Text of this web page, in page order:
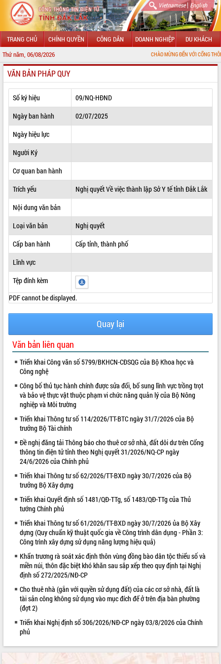
Vietnamese| English
TRANG CHỦ CHÍNH QUYỀN CÔNG DÂN DOANH NGHIỆP DU KHÁCH
Thứ năm, 06/08/2026 CHÀO MỪNG ĐẾN VỚI CỔNG THÔNG TIN ĐIỆN
GIỚI THIỆU
LÃNH ĐẠO UBND TỈNH
TIN TỨC SỰ KIỆN
SỞ, BAN, NGÀNH
UBND CÁC XÃ, PHƯỜNG
THÔNG TIN CHỈ ĐẠO ĐIỀU HÀNH
HỆ THỐNG VĂN BẢN
ĐIỂM TIN VĂN BẢN
QUY HOẠCH - KẾ HOẠCH
VIDEO
Lễ truy tặng danh hiệu “Bà Mẹ Việt
Nam Anh hùng” và trao Huân chương
Lao động
UBND tỉnh Đắk Lắk triển khai nhiệm
vụ 6 tháng cuối năm 2026
Kỳ họp thứ Hai, Hội đồng nhân dân
tỉnh khóa XI quyết nghị nhiều nội dung
quan trọng
Triết thăm, tặng quà người có công với
ALBUM ẢNH
VĂN BẢN PHÁP QUY
Số ký hiệu
09/NQ-HĐND
Ngày ban hành
02/07/2025
Ngày hiệu lực
Người Ký
Cơ quan ban hành
Trích yếu
Nghị quyết Về việc thành lập Sở Y tế tỉnh Đắk Lắk
Nội dung văn bản
Loại văn bản
Nghị quyết
Cấp ban hành
Cấp tỉnh, thành phố
Lĩnh vực
Tệp đính kèm
PDF cannot be displayed.
Quay lại
Văn bản liên quan
Triển khai Công văn số 5799/BKHCN-CĐSQG của Bộ Khoa học và
Công nghệ
Công bố thủ tục hành chính được sửa đổi, bổ sung lĩnh vực trồng trọt
và bảo vệ thực vật thuộc phạm vi chức năng quản lý của Bộ Nông
nghiệp và Môi trường
Triển khai Thông tư số 114/2026/TT-BTC ngày 31/7/2026 của Bộ
trưởng Bộ Tài chính
Đề nghị đăng tải Thông báo cho thuê cơ sở nhà, đất dôi dư trên Cổng
thông tin điện tử tỉnh theo Nghị quyết 31/2026/NQ-CP ngày
24/6/2026 của Chính phủ
Triển khai Thông tư số 62/2026/TT-BXD ngày 30/7/2026 của Bộ
trưởng Bộ Xây dựng
Triển khai Quyết định số 1481/QĐ-TTg, số 1483/QĐ-TTg của Thủ
tướng Chính phủ
Triển khai Thông tư số 61/2026/TT-BXD ngày 30/7/2026 ủa Bộ Xây
dựng (Quy chuẩn kỹ thuật quốc gia về Công trình dân dụng - Phần 3:
Công trình xây dựng sử dụng năng lượng hiệu quả)
Khẩn trương rà soát xác định thôn vùng đồng bào dân tộc thiểu số và
miền núi, thôn đặc biệt khó khăn sau sắp xếp theo quy định tại Nghị
định số 272/2025/NĐ-CP
Cho thuê nhà (gắn với quyền sử dụng đất) của các cơ sở nhà, đất là
tài sản công không sử dụng vào mục đích để ở trên địa bàn phường
(đợt 2)
Triển khai Nghị định số 306/2026/NĐ-CP ngày 03/8/2026 của Chính
phủ